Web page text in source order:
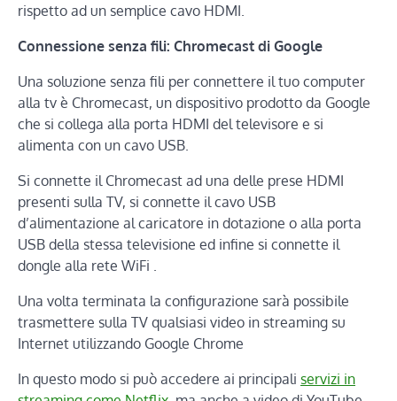
rispetto ad un semplice cavo HDMI.
Connessione senza fili: Chromecast di Google
Una soluzione senza fili per connettere il tuo computer
alla tv è Chromecast, un dispositivo prodotto da Google
che si collega alla porta HDMI del televisore e si
alimenta con un cavo USB.
Si connette il Chromecast ad una delle prese HDMI
presenti sulla TV, si connette il cavo USB
d’alimentazione al caricatore in dotazione o alla porta
USB della stessa televisione ed infine si connette il
dongle alla rete WiFi .
Una volta terminata la configurazione sarà possibile
trasmettere sulla TV qualsiasi video in streaming su
Internet utilizzando Google Chrome
In questo modo si può accedere ai principali servizi in